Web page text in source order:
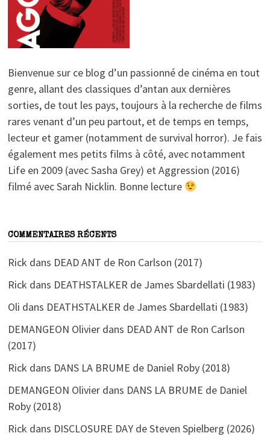
Bienvenue sur ce blog d’un passionné de cinéma en tout
genre, allant des classiques d’antan aux dernières
sorties, de tout les pays, toujours à la recherche de films
rares venant d’un peu partout, et de temps en temps,
lecteur et gamer (notamment de survival horror). Je fais
également mes petits films à côté, avec notamment
Life en 2009 (avec Sasha Grey) et Aggression (2016)
filmé avec Sarah Nicklin. Bonne lecture
COMMENTAIRES RÉCENTS
Rick dans DEAD ANT de Ron Carlson (2017)
Rick dans DEATHSTALKER de James Sbardellati (1983)
Oli dans DEATHSTALKER de James Sbardellati (1983)
DEMANGEON Olivierdans DEAD ANT de Ron Carlson
(2017)
Rick dans DANS LA BRUME de Daniel Roby (2018)
DEMANGEON Olivierdans DANS LA BRUME de Daniel
Roby (2018)
Rick dans DISCLOSURE DAY de Steven Spielberg (2026)